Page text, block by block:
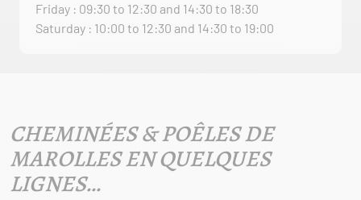
Friday : 09:30 to 12:30 and 14:30 to 18:30
Saturday : 10:00 to 12:30 and 14:30 to 19:00
CHEMINÉES & POÊLES DE
MAROLLES EN QUELQUES
LIGNES…